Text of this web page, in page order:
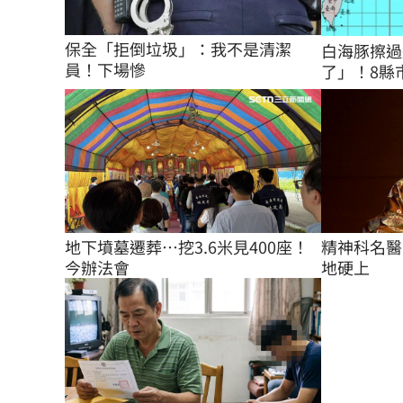
保全「拒倒垃圾」：我不是清潔
員！下場慘
白海豚擦
了」！8
地下墳墓遷葬…挖3.6米見400座！
今辦法會
精神科名
地硬上